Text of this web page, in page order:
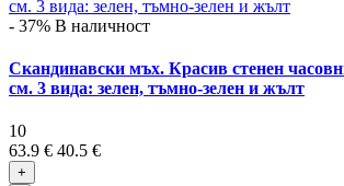
- 37% В наличност
Скандинавски мъх. Красив стенен
см. 3 вида: зелен, тъмно-зелен и жълт
10
63.9 € 40.5 €
+